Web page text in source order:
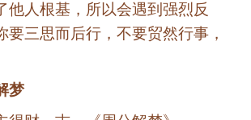
他人根基，所以会遇到强烈反
要三思而后行，不要贸然行事，
梦